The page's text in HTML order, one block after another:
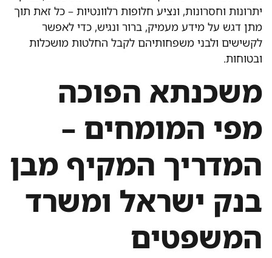
יתרונות וחסרונות, ונציע חלופות רלוונטיות – כל זאת תוך
מתן דגש על מידע מעמיק, ברור ונגיש, כדי לאפשר
לקשישים ולבני משפחותיהם לקבל החלטות מושכלות
ובטוחות.
משכנתא הפוכה
מפי המומחים –
המדריך המקיף מבן
בנק ישראל ומשרד
המשפטים